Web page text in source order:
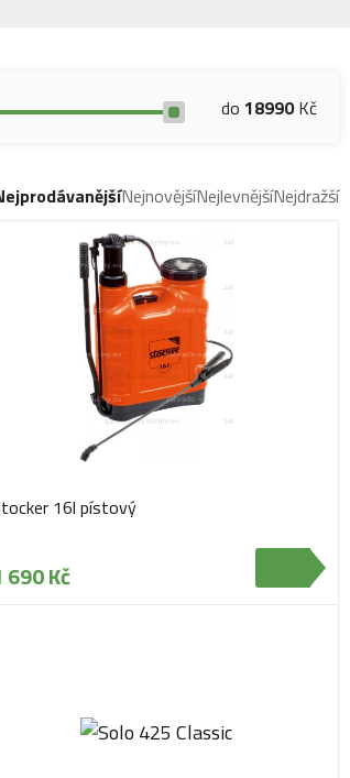
do 18990Kč
NejnovějšíNejlevnějšíNejdražší
16l pístový
690 Kč